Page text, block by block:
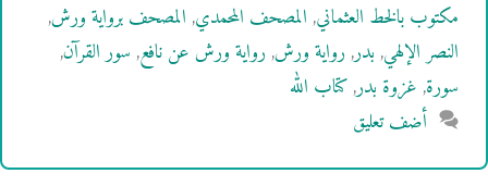
مكتوب بالخط العثماني,المصحف المحمدي,المصحف برواية ورش,
النصر الإلهي,بدر,رواية ورش,رواية ورش عن نافع,سور القرآن,
سورة,غزوة بدر,كتاب الله
أضف تعليق